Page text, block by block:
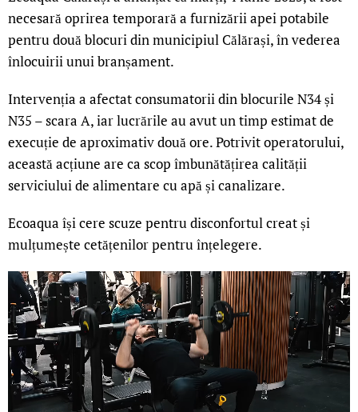
necesară oprirea temporară a furnizării apei potabile
pentru două blocuri din municipiul Călărași, în vederea
înlocuirii unui branșament.
Intervenția a afectat consumatorii din blocurile N34 și
N35 – scara A, iar lucrările au avut un timp estimat de
execuție de aproximativ două ore. Potrivit operatorului,
această acțiune are ca scop îmbunătățirea calității
serviciului de alimentare cu apă și canalizare.
Ecoaqua își cere scuze pentru disconfortul creat și
mulțumește cetățenilor pentru înțelegere.